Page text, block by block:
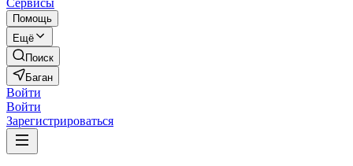
Сервисы
Помощь
Ещё
Поиск
Баган
Войти
Войти
Зарегистрироваться